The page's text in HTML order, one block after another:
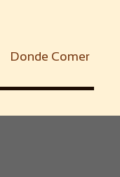
Donde Comer